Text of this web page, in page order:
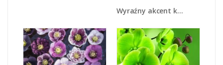
Wyraźny akcent kwiatowy - K810